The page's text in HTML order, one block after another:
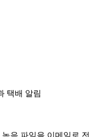
택배 알림
음 파일을 이메일로 전